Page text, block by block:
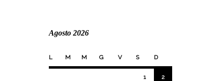
Agosto 2026
L M M G V S D
1 2